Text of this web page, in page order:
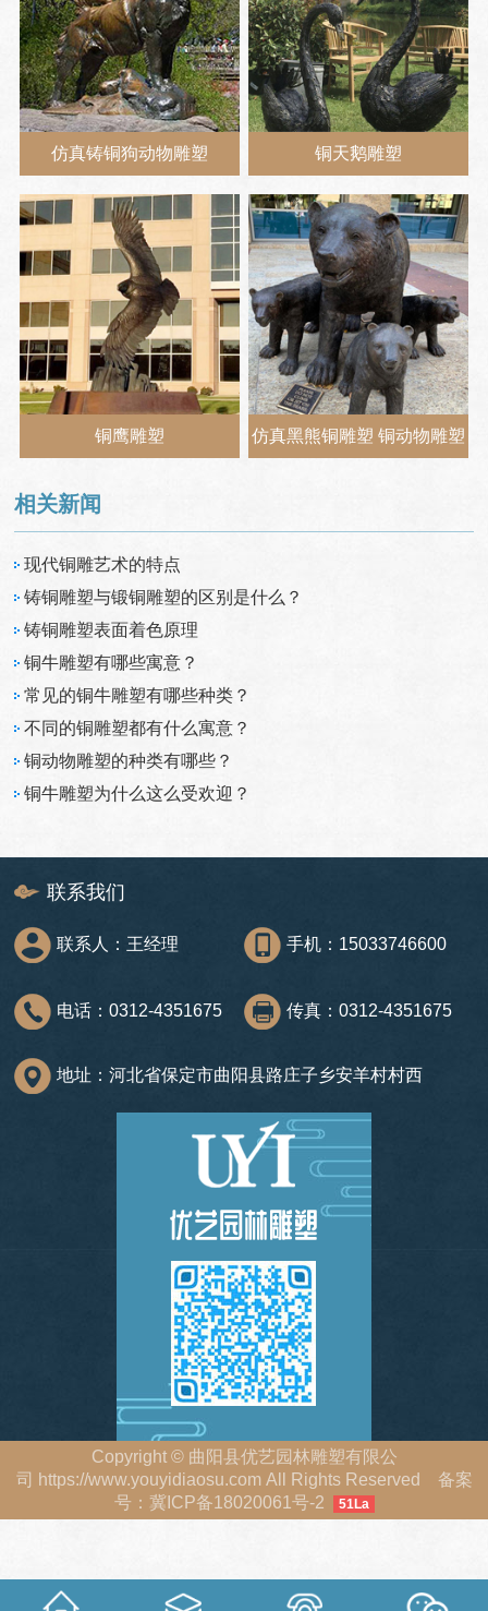
仿真铸铜狗动物雕塑 铜天鹅雕塑
铜鹰雕塑 仿真黑熊铜雕塑 铜动物雕塑
相关新闻
现代铜雕艺术的特点
铸铜雕塑与锻铜雕塑的区别是什么？
铸铜雕塑表面着色原理
铜牛雕塑有哪些寓意？
常见的铜牛雕塑有哪些种类？
不同的铜雕塑都有什么寓意？
铜动物雕塑的种类有哪些？
铜牛雕塑为什么这么受欢迎？
联系我们
联系人：王经理 手机：15033746600
电话：0312-4351675 传真：0312-4351675
地址：河北省保定市曲阳县路庄子乡安羊村村西
Copyright ©曲阳县优艺园林雕塑有限公
司 https://www.youyidiaosu.comAll Rights Reserved 备案
号： 冀ICP备18020061号-2 51La